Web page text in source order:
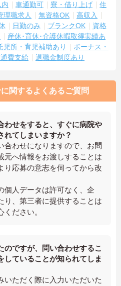
車通勤可 寮・借り上げ
住
理職求人 無資格OK
高収入
日勤のみ ブランクOK
資格
産休･育休･介護休暇取得実績あ
児所・育児補助あり
ボーナス・
費支給 退職金制度あり
関するよくあるご質問
わせをすると、すぐに病院や
れてしまいますか？
合わせになりますので、お問
元へ情報をお渡しすることは
り応募の意志を伺ってから改
個人データは許可なく、企
り、第三者に提供することは
ださい。
のですが、問い合わせするこ
していることが知られてしま
いただく際に入力いただいた